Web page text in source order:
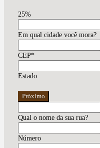
25%
Em qual cidade você mora?
CEP*
Estado
Próximo
Qual o nome da sua rua?
Número